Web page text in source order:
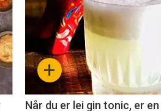
nå
-
+
Når du er lei gin tonic, er